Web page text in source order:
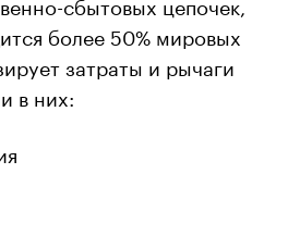
более 50% мировых
затраты и рычаги
в них: